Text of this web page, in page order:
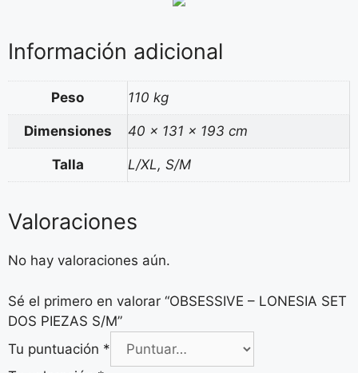
Información adicional
Peso 110 kg
Dimensiones 40 × 131 × 193 cm
Talla L/XL, S/M
Valoraciones
No hay valoraciones aún.
Sé el primero en valorar “OBSESSIVE – LONESIA SET
DOS PIEZAS S/M”
Tu puntuación *